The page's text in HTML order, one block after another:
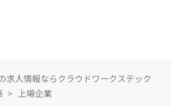
求人情報ならクラウドワークステック
> 上場企業